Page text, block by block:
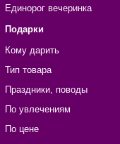
Единорог вечеринка
Подарки
Кому дарить
Тип товара
Праздники, поводы
По увлечениям
По цене